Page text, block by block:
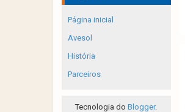
Página inicial
Avesol
História
Parceiros
Tecnologia doBlogger.